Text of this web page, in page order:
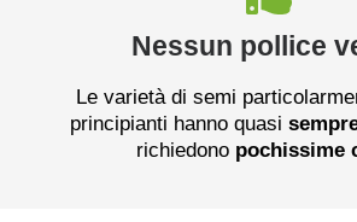
Nessun pollice
Le varietà di semi
principianti hanno quasi
richiedono pochissime